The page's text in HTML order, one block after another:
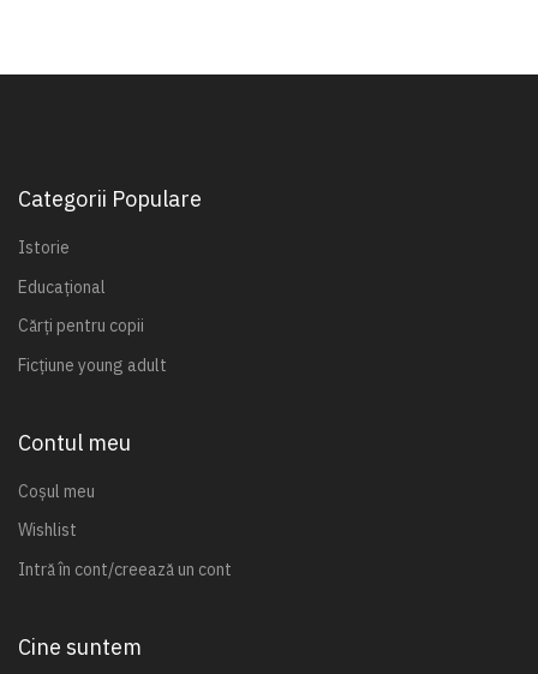
Categorii Populare
Istorie
Educațional
Cărți pentru copii
Ficțiune young adult
Contul meu
Coșul meu
Wishlist
Intră în cont/creează un cont
Cine suntem